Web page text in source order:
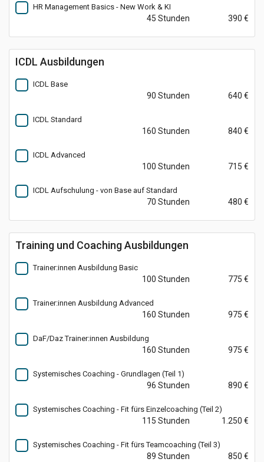
HR Management Basics - New Work & KI
45 Stunden 390 €
ICDL Ausbildungen
ICDL Base
90 Stunden 640 €
ICDL Standard
160 Stunden 840 €
ICDL Advanced
100 Stunden 715 €
ICDL Aufschulung - von Base auf Standard
70 Stunden 480 €
Training und Coaching Ausbildungen
Trainer:innen Ausbildung Basic
100 Stunden 775 €
Trainer:innen Ausbildung Advanced
160 Stunden 975 €
DaF/Daz Trainer:innen Ausbildung
160 Stunden 975 €
Systemisches Coaching - Grundlagen (Teil 1)
96 Stunden 890 €
Systemisches Coaching - Fit fürs Einzelcoaching (Teil 2)
115 Stunden 1.250 €
Systemisches Coaching - Fit fürs Teamcoaching (Teil 3)
89 Stunden 850 €